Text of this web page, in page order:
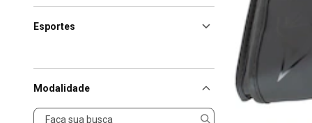
Esportes
Modalidade
Modalidade